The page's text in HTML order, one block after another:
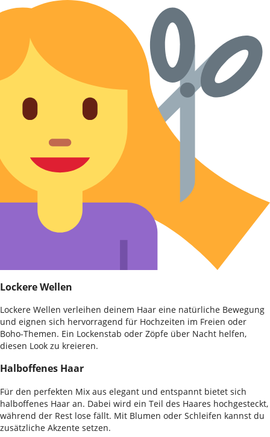
Lockere Wellen
Lockere Wellen verleihen deinem Haar eine natürliche Bewegung
und eignen sich hervorragend für Hochzeiten im Freien oder
Boho-Themen. Ein Lockenstab oder Zöpfe über Nacht helfen,
diesen Look zu kreieren.
Halboffenes Haar
Für den perfekten Mix aus elegant und entspannt bietet sich
halboffenes Haar an. Dabei wird ein Teil des Haares hochgesteckt,
während der Rest lose fällt. Mit Blumen oder Schleifen kannst du
zusätzliche Akzente setzen.